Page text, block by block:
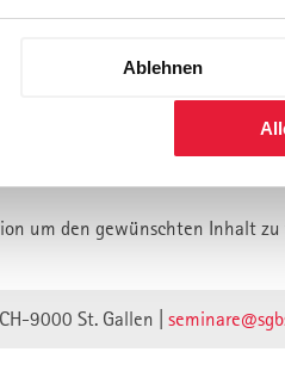
Ablehnen
ist vermutlich
wir unsere Webseite auf
verweisen unwirksam.
um den gewünschten Inhalt
9000 St. Gallen |